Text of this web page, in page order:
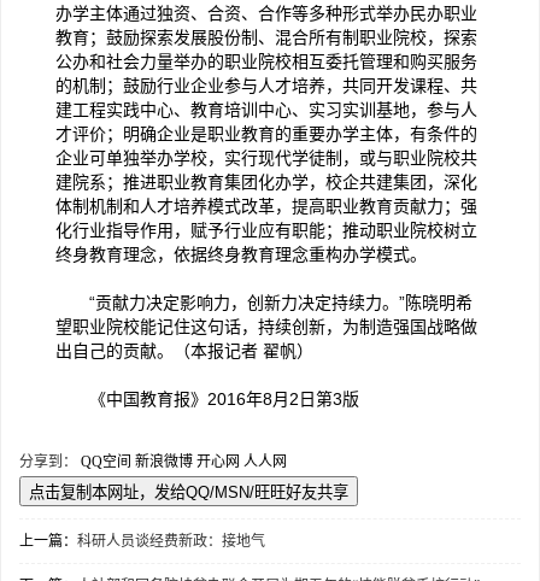
办学主体通过独资、合资、合作等多种形式举办民办职业
教育；鼓励探索发展股份制、混合所有制职业院校，探索
公办和社会力量举办的职业院校相互委托管理和购买服务
的机制；鼓励行业企业参与人才培养，共同开发课程、共
建工程实践中心、教育培训中心、实习实训基地，参与人
才评价；明确企业是职业教育的重要办学主体，有条件的
企业可单独举办学校，实行现代学徒制，或与职业院校共
建院系；推进职业教育集团化办学，校企共建集团，深化
体制机制和人才培养模式改革，提高职业教育贡献力；强
化行业指导作用，赋予行业应有职能；推动职业院校树立
终身教育理念，依据终身教育理念重构办学模式。
“贡献力决定影响力，创新力决定持续力。”陈晓明希
望职业院校能记住这句话，持续创新，为制造强国战略做
出自己的贡献。（本报记者 翟帆）
《中国教育报》2016年8月2日第3版
分享到： QQ空间 新浪微博 开心网 人人网
上一篇： 科研人员谈经费新政：接地气